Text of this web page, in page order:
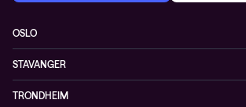
OSLO
0185 Oslo
Norge
STAVANGER
4020 Stavanger
TRONDHEIM